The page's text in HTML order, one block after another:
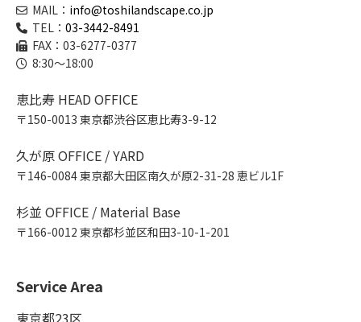
MAIL： info@toshilandscape.co.jp
TEL： 03-3442-8491
FAX：03-6277-0377
8:30～18:00
恵比寿 HEAD OFFICE
〒150-0013 東京都渋谷区恵比寿3-9-12
久が原 OFFICE / YARD
〒146-0084 東京都大田区南久が原2-31-28 恵ビル1F
杉並 OFFICE / Material Base
〒166-0012 東京都杉並区和田3-10-1-201
Service Area
東京都23区